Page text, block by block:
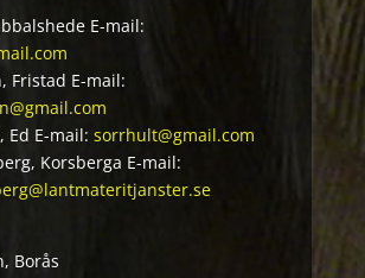
E-mail:
Fristad E-mail:
Ed E-mail: sorrhult@gmail.com
Korsberga E-mail:
Borås